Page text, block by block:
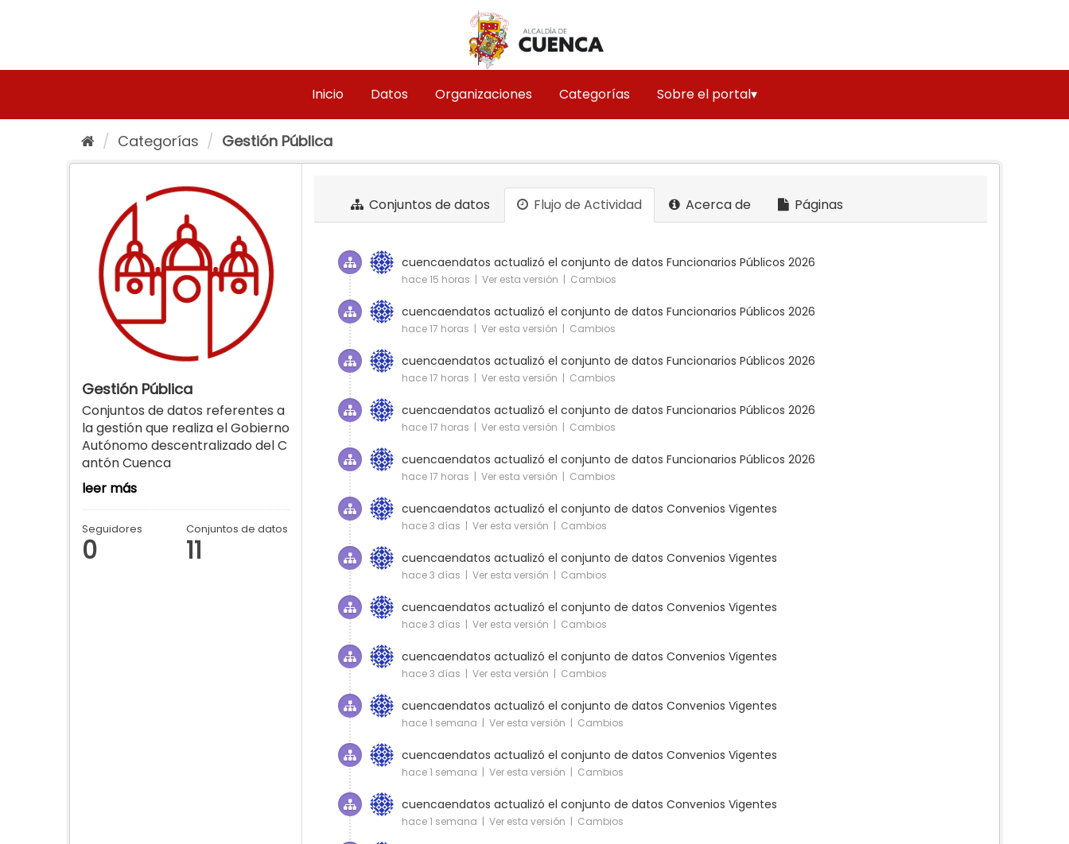
Inicio Datos Organizaciones Categorías Sobre el portal▾
Categorías Gestión Pública
Gestión Pública
Conjuntos de datos referentes a
la gestión que realiza el Gobierno
Autónomo descentralizado del C
antón Cuenca
leer más
Seguidores
0
Conjuntos de datos
11
Conjuntos de datos Flujo de Actividad Acerca de Páginas
cuencaendatos actualizó el conjunto de datos Funcionarios Públicos 2026
hace 15 horas | Ver esta versión | Cambios
cuencaendatos actualizó el conjunto de datos Funcionarios Públicos 2026
hace 17 horas | Ver esta versión | Cambios
cuencaendatos actualizó el conjunto de datos Funcionarios Públicos 2026
hace 17 horas | Ver esta versión | Cambios
cuencaendatos actualizó el conjunto de datos Funcionarios Públicos 2026
hace 17 horas | Ver esta versión | Cambios
cuencaendatos actualizó el conjunto de datos Funcionarios Públicos 2026
hace 17 horas | Ver esta versión | Cambios
cuencaendatos actualizó el conjunto de datos Convenios Vigentes
hace 3 días | Ver esta versión | Cambios
cuencaendatos actualizó el conjunto de datos Convenios Vigentes
hace 3 días | Ver esta versión | Cambios
cuencaendatos actualizó el conjunto de datos Convenios Vigentes
hace 3 días | Ver esta versión | Cambios
cuencaendatos actualizó el conjunto de datos Convenios Vigentes
hace 3 días | Ver esta versión | Cambios
cuencaendatos actualizó el conjunto de datos Convenios Vigentes
hace 1 semana | Ver esta versión | Cambios
cuencaendatos actualizó el conjunto de datos Convenios Vigentes
hace 1 semana | Ver esta versión | Cambios
cuencaendatos actualizó el conjunto de datos Convenios Vigentes
hace 1 semana | Ver esta versión | Cambios